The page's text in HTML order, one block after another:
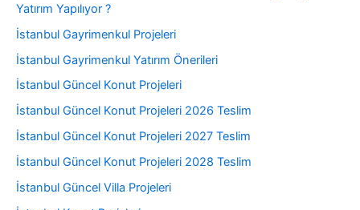
Yatırım Yapılıyor ?
İstanbul Gayrimenkul Projeleri
İstanbul Gayrimenkul Yatırım Önerileri
İstanbul Güncel Konut Projeleri
İstanbul Güncel Konut Projeleri 2026 Teslim
İstanbul Güncel Konut Projeleri 2027 Teslim
İstanbul Güncel Konut Projeleri 2028 Teslim
İstanbul Güncel Villa Projeleri